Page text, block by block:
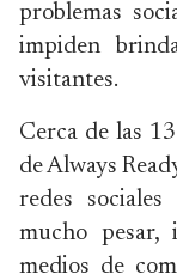
problemas
impiden
visitantes.
Cerca de las
de Always
redes
mucho pesar,
medios de